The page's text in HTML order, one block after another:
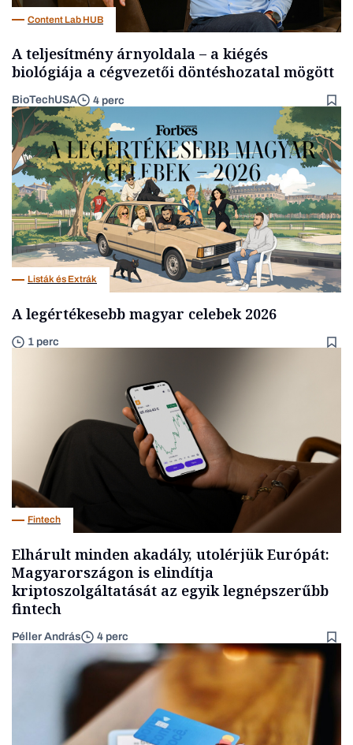
Content Lab HUB
A teljesítmény árnyoldala – a kiégés
biológiája a cégvezetői döntéshozatal mögött
BioTechUSA 4 perc
Listák és Extrák
A legértékesebb magyar celebek 2026
1 perc
Fintech
Elhárult minden akadály, utolérjük Európát:
Magyarországon is elindítja
kriptoszolgáltatását az egyik legnépszerűbb
fintech
Péller András 4 perc